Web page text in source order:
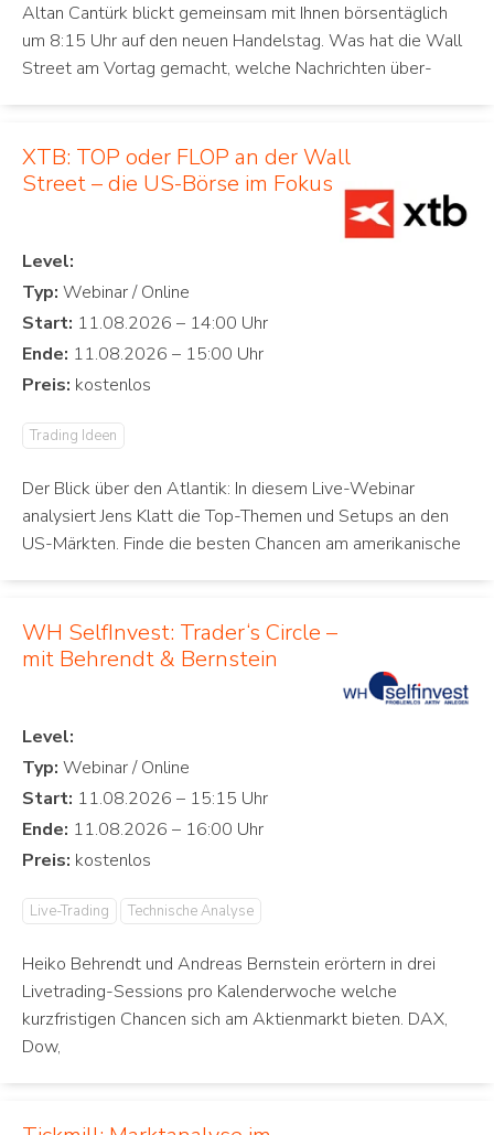
Altan Cantürk blickt gemeinsam mit Ihnen börsentäglich
um 8:15 Uhr auf den neuen Handelstag. Was hat die Wall
Street am Vortag gemacht, welche Nachrichten über-
XTB: TOP oder FLOP an der Wall
Street – die US-Börse im Fokus
Level:
Typ:
Start:
Ende:
Preis:
Trading Ideen
Der Blick über den Atlantik: In diesem Live-Webinar
analysiert Jens Klatt die Top-Themen und Setups an den
US-Märkten. Finde die besten Chancen am amerikanische
WH SelfInvest: Trader‘s Circle –
mit Behrendt & Bernstein
Level:
Typ:
Start:
Ende:
Preis:
Live-Trading Technische Analyse
Heiko Behrendt und Andreas Bernstein erörtern in drei
Livetrading-Sessions pro Kalenderwoche welche
kurzfristigen Chancen sich am Aktienmarkt bieten. DAX,
Dow,